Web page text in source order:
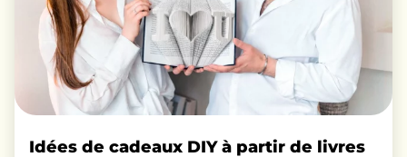
Idées de cadeaux DIY à partir de livres